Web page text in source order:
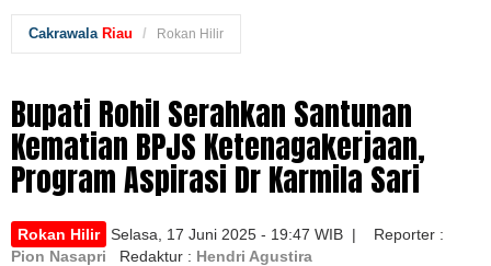
Cakrawala Riau Rokan Hilir
Bupati Rohil Serahkan Santunan
Kematian BPJS Ketenagakerjaan,
Program Aspirasi Dr Karmila Sari
Rokan Hilir
Selasa, 17 Juni 2025 - 19:47 WIB | Reporter :
Pion Nasapri
Redaktur : Hendri Agustira